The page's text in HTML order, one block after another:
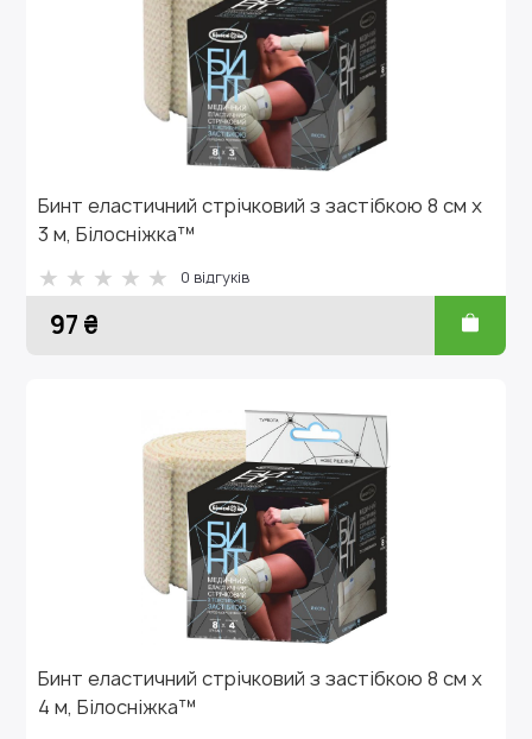
Бинт еластичний стрічковий з застібкою 8 см х
3 м, Білосніжка™
0 відгуків
97 ₴
Бинт еластичний стрічковий з застібкою 8 см х
4 м, Білосніжка™